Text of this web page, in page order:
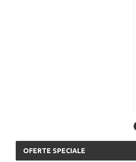
OFERTE SPECIALE